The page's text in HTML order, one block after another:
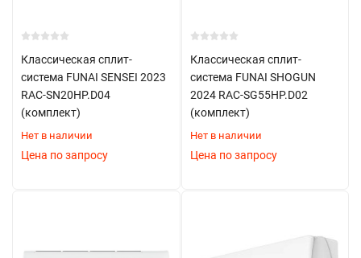
Классическая сплит-
система FUNAI SENSEI 2023
RAC-SN20HP.D04
(комплект)
Нет в наличии
Цена по запросу
Классическая сплит-
система FUNAI SHOGUN
2024 RAC-SG55HP.D02
(комплект)
Нет в наличии
Цена по запросу